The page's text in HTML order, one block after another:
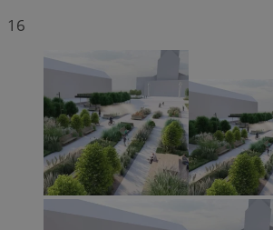
16